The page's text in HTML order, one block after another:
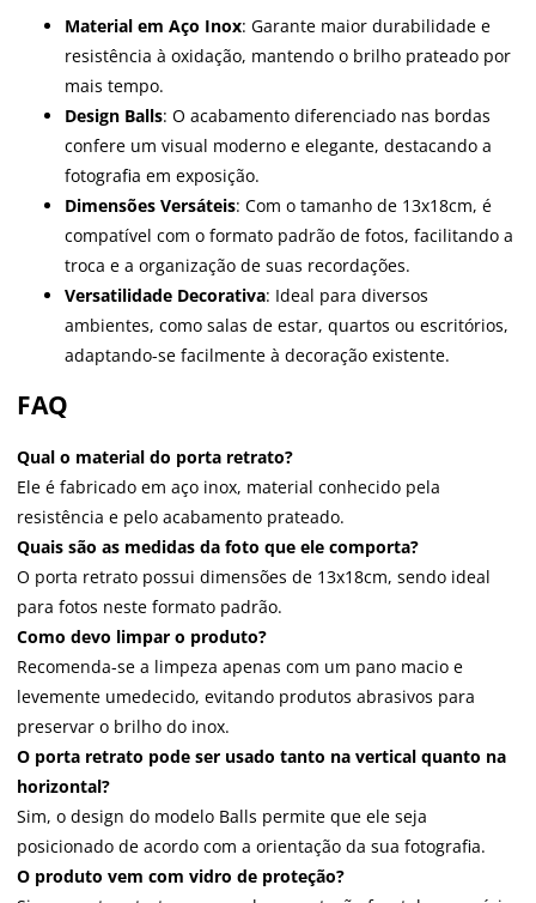
Material em Aço Inox: Garante maior durabilidade e
resistência à oxidação, mantendo o brilho prateado por
mais tempo.
Design Balls: O acabamento diferenciado nas bordas
confere um visual moderno e elegante, destacando a
fotografia em exposição.
Dimensões Versáteis: Com o tamanho de 13x18cm, é
compatível com o formato padrão de fotos, facilitando a
troca e a organização de suas recordações.
Versatilidade Decorativa: Ideal para diversos
ambientes, como salas de estar, quartos ou escritórios,
adaptando-se facilmente à decoração existente.
FAQ
Qual o material do porta retrato?
Ele é fabricado em aço inox, material conhecido pela
resistência e pelo acabamento prateado.
Quais são as medidas da foto que ele comporta?
O porta retrato possui dimensões de 13x18cm, sendo ideal
para fotos neste formato padrão.
Como devo limpar o produto?
Recomenda-se a limpeza apenas com um pano macio e
levemente umedecido, evitando produtos abrasivos para
preservar o brilho do inox.
O porta retrato pode ser usado tanto na vertical quanto na
horizontal?
Sim, o design do modelo Balls permite que ele seja
posicionado de acordo com a orientação da sua fotografia.
O produto vem com vidro de proteção?